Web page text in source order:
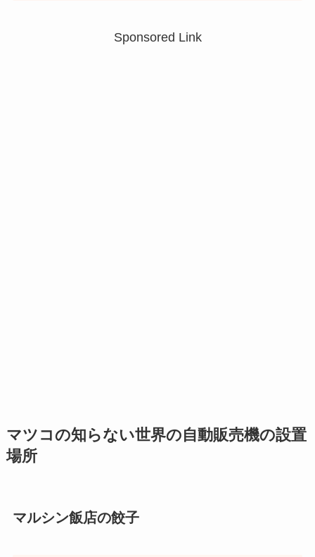
Sponsored Link
マツコの知らない世界の自動販売機の設置
場所
マルシン飯店の餃子